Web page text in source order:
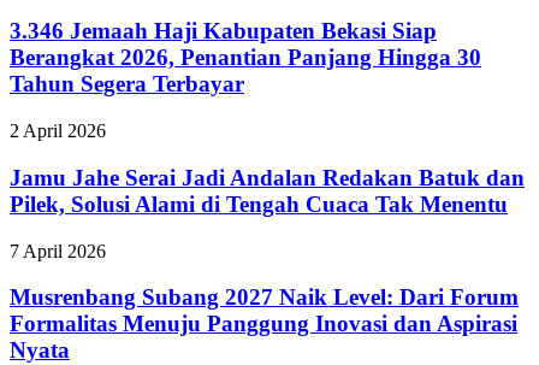
3.346 Jemaah Haji Kabupaten Bekasi Siap
Berangkat 2026, Penantian Panjang Hingga 30
Tahun Segera Terbayar
2 April 2026
Jamu Jahe Serai Jadi Andalan Redakan Batuk dan
Pilek, Solusi Alami di Tengah Cuaca Tak Menentu
7 April 2026
Musrenbang Subang 2027 Naik Level: Dari Forum
Formalitas Menuju Panggung Inovasi dan Aspirasi
Nyata